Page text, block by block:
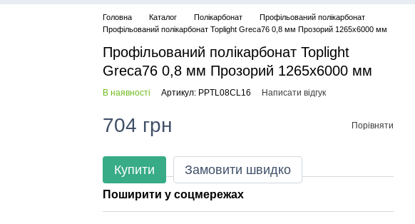
Головна Каталог Полікарбонат
Профільований полікарбонат
Профільований полікарбонат Toplight Greca76 0,8 мм Прозорий 1265x6000 мм
Профільований полікарбонат Toplight
Greca76 0,8 мм Прозорий 1265x6000 мм
В наявності Артикул: PPTL08CL16 Написати відгук
704 грн Порівняти
Купити Замовити швидко
Поширити у соцмережах